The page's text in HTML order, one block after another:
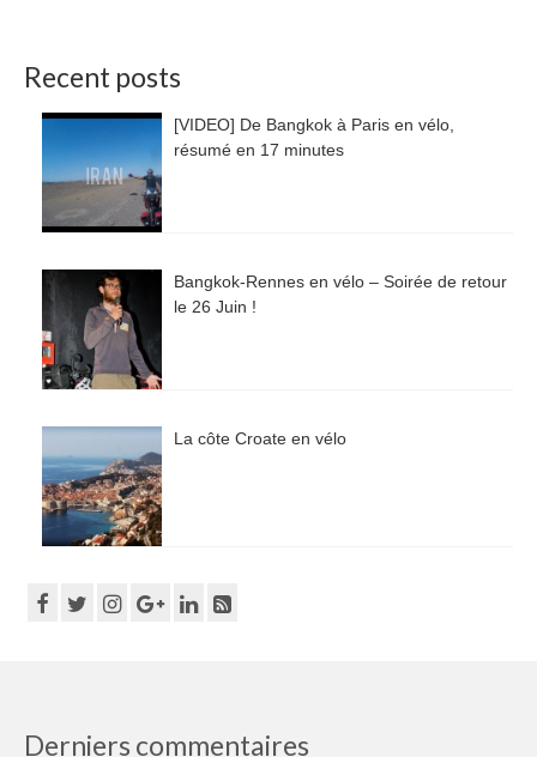
Recent posts
[VIDEO] De Bangkok à Paris en vélo,
résumé en 17 minutes
Bangkok-Rennes en vélo – Soirée de retour
le 26 Juin !
La côte Croate en vélo
Derniers commentaires